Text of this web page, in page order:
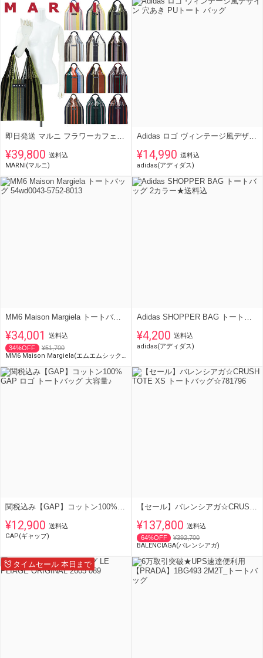
即日発送 マルニ フラワーカフェ ハンモック トートバッグ 新色
¥39,800 送料込
MARNI(マルニ)
Adidas ロゴ ヴィンテージ風デザイン 穴あき PUトート バッグ
¥14,990 送料込
adidas(アディダス)
MM6 Maison Margiela トートバッグ 54wd0043-5752-8013
¥34,001
送料込
34%OFF
¥51,700
MM6 Maison Margiela(エムエムシックス)
¥4,200 送料込
adidas(アディダス)
関税込み【GAP】コットン100% GAP ロゴ トートバッグ 大容量♪
¥12,900 送料込
GAP(ギャップ)
【セール】バレンシアガ☆CRUSH TOTE XS トートバッグ☆781796
¥137,800 送料込
64%OFF
¥392,700
BALENCIAGA(バレンシアガ)
タイムセール 本日まで